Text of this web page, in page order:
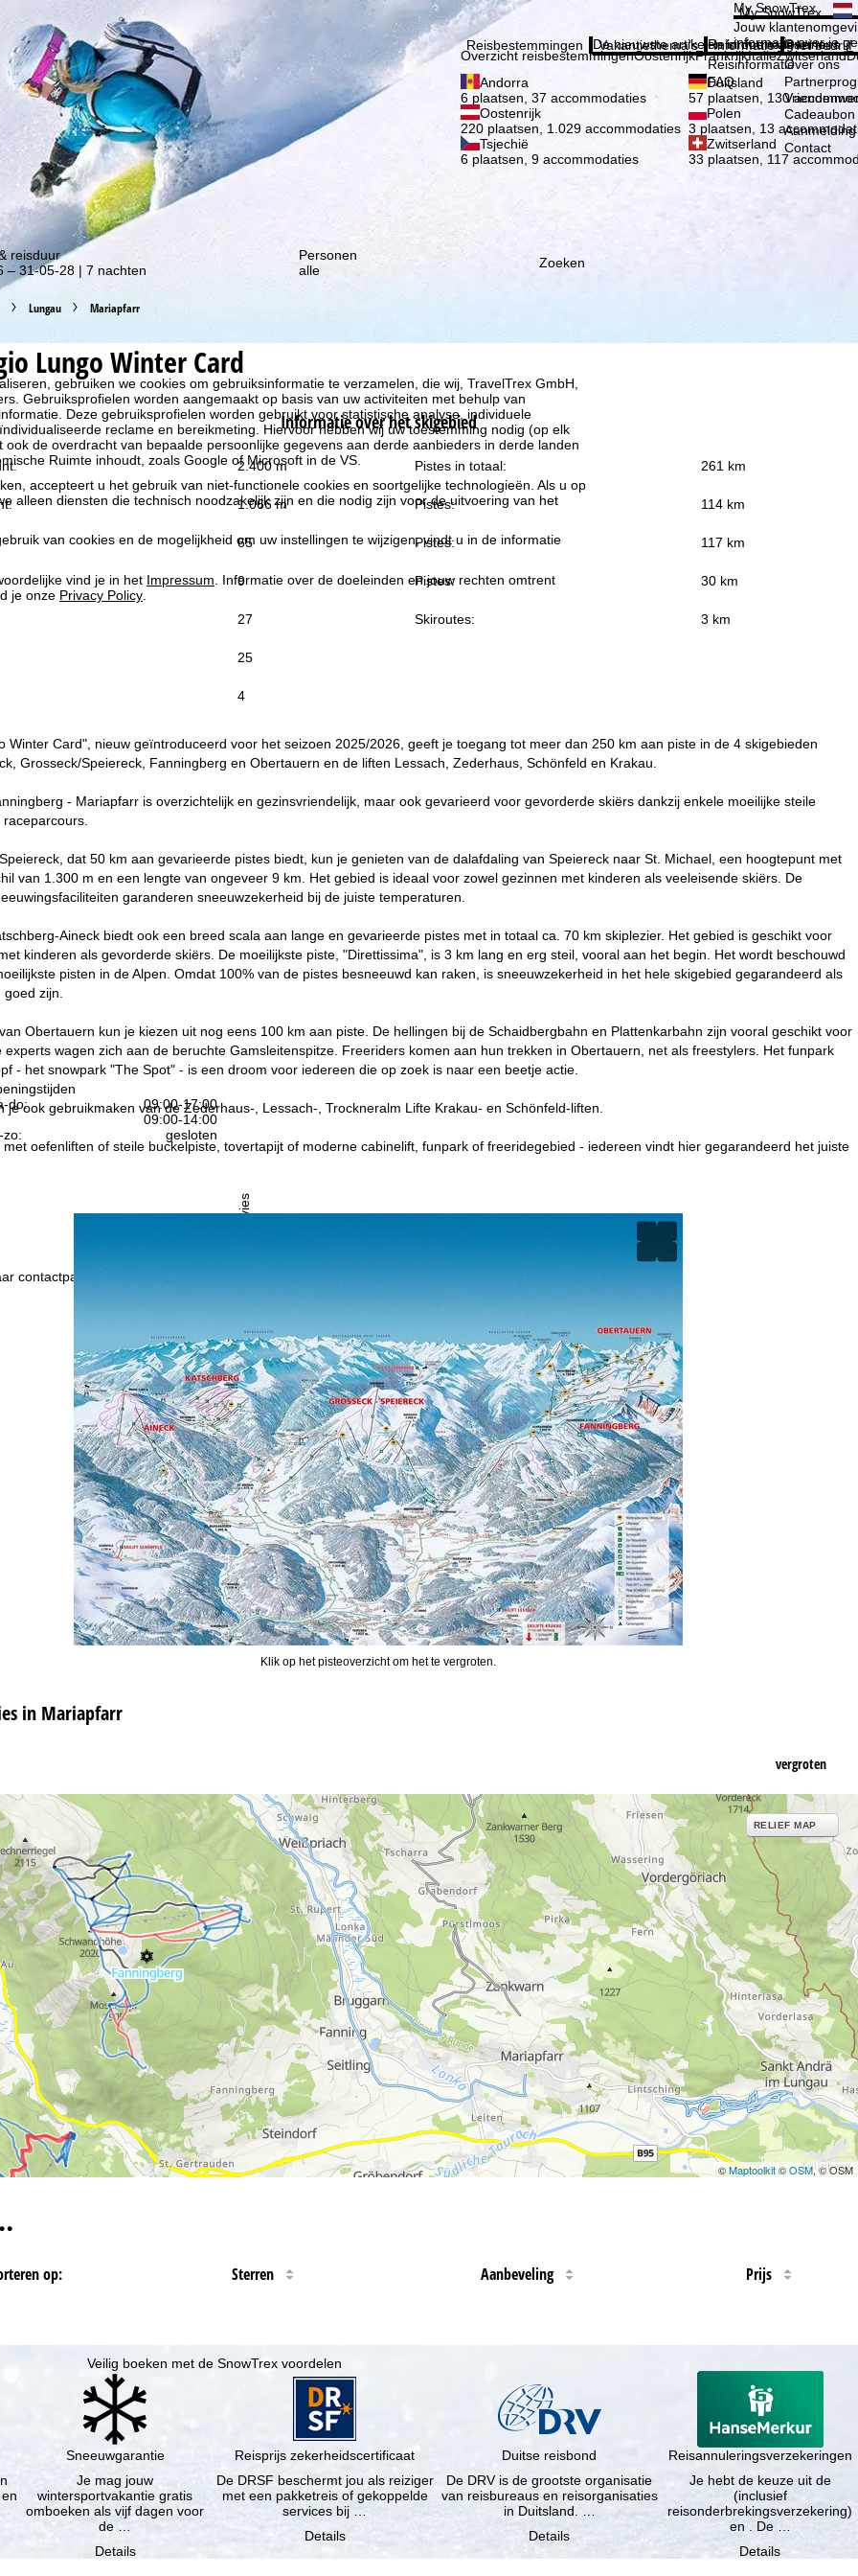
gebruiken we cookies om gebruiksinformatie te verzamelen, die wij, TravelTrex GmbH,
Gebruiksprofielen worden aangemaakt op basis van uw activiteiten met behulp van
Deze gebruiksprofielen worden gebruikt voor statistische analyse, individuele
reclame en bereikmeting. Hiervoor hebben wij uw toestemming nodig (op elk
ook de overdracht van bepaalde persoonlijke gegevens aan derde aanbieders in derde landen
Ruimte inhoudt, zoals Google of Microsoft in de VS.
accepteert u het gebruik van niet-functionele cookies en soortgelijke technologieën. Als u op
alleen diensten die technisch noodzakelijk zijn en die nodig zijn voor de uitvoering van het
van cookies en de mogelijkheid om uw instellingen te wijzigen, vindt u in de informatie
vind je in het Impressum . Informatie over de doeleinden en jouw rechten omtrent
je onze Privacy Policy
do:
09:00-17:00
09:00-14:00
zo:
gesloten
contactpagina
Advies
van onze kortingsacties!
My SnowTrex
My SnowTrex
Jouw
informatie over je
Reisbestemmingen
Overzicht reisbestemmingenOostenrijkFrankrijkItaliëZwitserland
Andorra
6 plaatsen, 37 accommodaties
Duitsland
57 plaatsen, 130
Oostenrijk
220 plaatsen, 1.029 accommodaties
Polen
3 plaatsen, 13
Tsjechië
6 plaatsen, 9 accommodaties
Zwitserland
33 plaatsen, 117
Vakantiethema's
De nieuwste artikelen in ons magazine
Informatie
Reisinformatie
Reisinformatie
FAQ
Het bedrijf
Over ons
Over ons
Cadeaubon
Contact
reisduur
– 31-05-28 | 7 nachten
Personen
alle
Zoeken
Lungau Mariapfarr
Lungo Winter Card
Informatie over het skigebied
2.400 m Pistes in totaal: 261 km
1.066 m Pistes: 114 km
65 Pistes: 117 km
9 Pistes: 30 km
27 Skiroutes: 3 km
25
4
Winter Card", nieuw geïntroduceerd voor het seizoen 2025/2026, geeft je toegang tot meer dan 250 km aan piste in de 4 skigebieden
Grosseck/Speiereck, Fanningberg en Obertauern en de liften Lessach, Zederhaus, Schönfeld en Krakau.
- Mariapfarr is overzichtelijk en gezinsvriendelijk, maar ook gevarieerd voor gevorderde skiërs dankzij enkele moeilijke steile
dat 50 km aan gevarieerde pistes biedt, kun je genieten van de dalafdaling van Speiereck naar St. Michael, een hoogtepunt met
van 1.300 m en een lengte van ongeveer 9 km. Het gebied is ideaal voor zowel gezinnen met kinderen als veeleisende skiërs. De
garanderen sneeuwzekerheid bij de juiste temperaturen.
Aineck biedt ook een breed scala aan lange en gevarieerde pistes met in totaal ca. 70 km skiplezier. Het gebied is geschikt voor
kinderen als gevorderde skiërs. De moeilijkste piste, "Direttissima", is 3 km lang en erg steil, vooral aan het begin. Het wordt beschouwd
pisten in de Alpen. Omdat 100% van de pistes besneeuwd kan raken, is sneeuwzekerheid in het hele skigebied gegarandeerd als
zijn.
Obertauern kun je kiezen uit nog eens 100 km aan piste. De hellingen bij de Schaidbergbahn en Plattenkarbahn zijn vooral geschikt voor
experts wagen zich aan de beruchte Gamsleitenspitze. Freeriders komen aan hun trekken in Obertauern, net als freestylers. Het funpark
- het snowpark "The Spot" - is een droom voor iedereen die op zoek is naar een beetje actie.
je ook gebruikmaken van de Zederhaus-, Lessach-, Trockneralm Lifte Krakau- en Schönfeld-liften.
oefenliften of steile buckelpiste, tovertapijt of moderne cabinelift, funpark of freeridegebied - iedereen vindt hier gegarandeerd het juiste
Klik op het pisteoverzicht om het te vergroten.
in Mariapfarr
vergroten
RELIEF MAP
©Maptoolkit©OSM, © OSM
op: Sterren Aanbeveling Prijs
Veilig boeken met de SnowTrex voordelen
Sneeuwgarantie
Je mag jouw
wintersportvakantie gratis
omboeken als vijf dagen voor
de …
Details
Reisprijs zekerheidscertificaat
De DRSF beschermt jou als reiziger
met een pakketreis of gekoppelde
services bij …
Details
Duitse reisbond
De DRV is de grootste organisatie
van reisbureaus en reisorganisaties
in Duitsland. …
Details
Reisannuleringsverzekeringen
Je hebt de keuze uit de
(inclusief
reisonderbrekingsverzekering)
en . De …
Details